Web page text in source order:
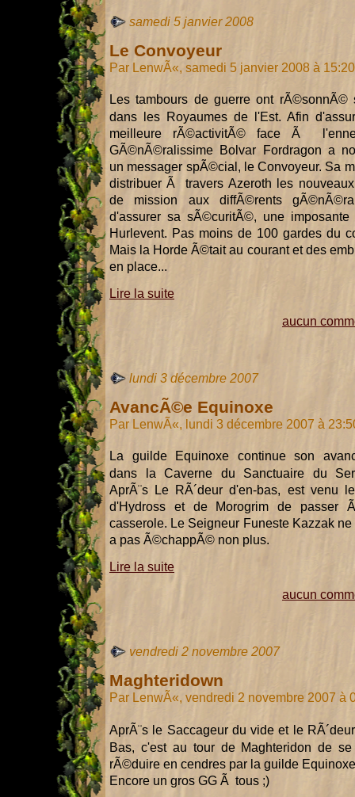
samedi 5 janvier 2008
Le Convoyeur
Par LenwÃ«, samedi 5 janvier 2008 à
Les tambours de guerre ont rÃ©sonnÃ©
dans les Royaumes de l'Est. Afin
meilleure rÃ©activitÃ© face Ã
GÃ©nÃ©ralissime Bolvar Fordragon a
un messager spÃ©cial, le Convoyeur. Sa
distribuer Ã travers Azeroth les
de mission aux diffÃ©rents
d'assurer sa sÃ©curitÃ©, une
Hurlevent. Pas moins de 100 gardes du
Mais la Horde Ã©tait au courant et des
en place...
Lire la suite
aucun
lundi 3 décembre 2007
AvancÃ©e Equinoxe
Par LenwÃ«, lundi 3 décembre 2007 à
La guilde Equinoxe continue son
dans la Caverne du Sanctuaire du
AprÃ¨s Le RÃ´deur d'en-bas, est venu
d'Hydross et de Morogrim de
casserole. Le Seigneur Funeste Kazzak ne
a pas Ã©chappÃ© non plus.
Lire la suite
aucun
vendredi 2 novembre 2007
Maghteridown
Par LenwÃ«, vendredi 2 novembre 2007 à
AprÃ¨s le Saccageur du vide et le
Bas, c'est au tour de Maghteridon de se
rÃ©duire en cendres par la guilde
Encore un gros GG Ã tous ;)